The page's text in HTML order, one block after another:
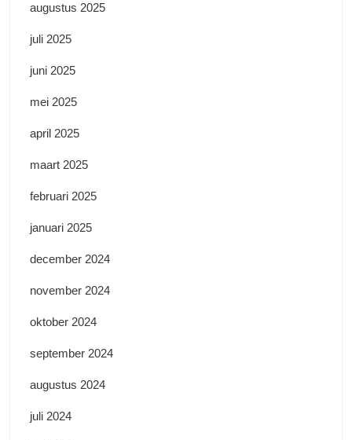
augustus 2025
juli 2025
juni 2025
mei 2025
april 2025
maart 2025
februari 2025
januari 2025
december 2024
november 2024
oktober 2024
september 2024
augustus 2024
juli 2024